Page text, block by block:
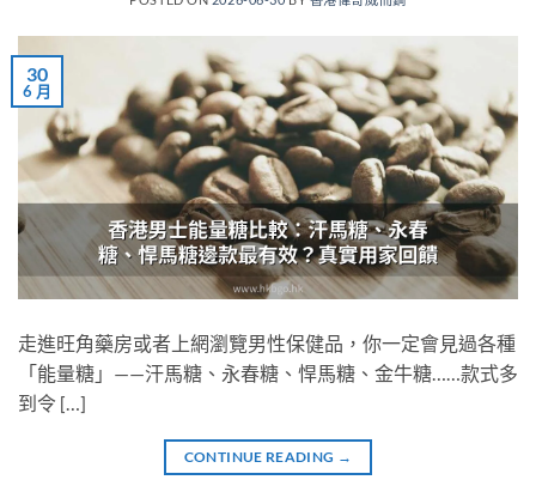
30
6 月
走進旺角藥房或者上網瀏覽男性保健品，你一定會見過各種
「能量糖」——汗馬糖、永春糖、悍馬糖、金牛糖……款式多
到令 […]
CONTINUE READING →